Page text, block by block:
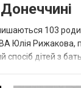
103
Юлія Рижакова,
спосіб дітей з